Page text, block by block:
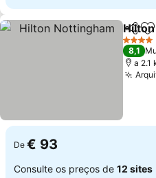
4 Estrelas
8,1
a 2.1
De € 93
Consulte os preços de 12 sites